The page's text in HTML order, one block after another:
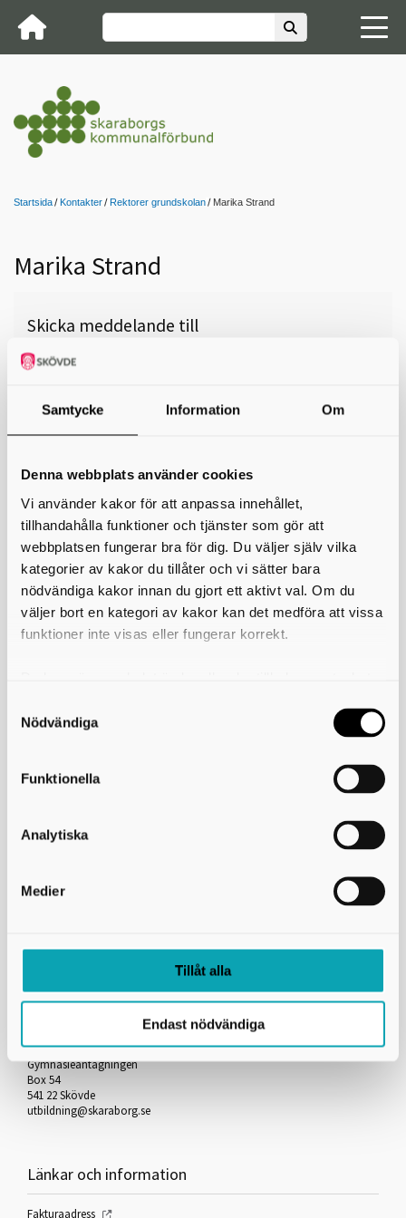
Samtycke Information Om
Denna webbplats använder cookies
Vi använder kakor för att anpassa innehållet,
tillhandahålla funktioner och tjänster som gör att
webbplatsen fungerar bra för dig. Du väljer själv vilka
kategorier av kakor du tillåter och vi sätter bara
nödvändiga kakor innan du gjort ett aktivt val. Om du
väljer bort en kategori av kakor kan det medföra att vissa
funktioner inte visas eller fungerar korrekt.
användning av kakor som du hittar längst ner på sidan
Nödvändiga
Funktionella
Analytiska
Medier
Tillåt alla
Endast nödvändiga
Startsida Kontakter Rektorer grundskolan Marika Strand
Marika Strand
Skicka meddelande till
Marika Strand, Lidköping, Saleby
skola Åk F-6, 0510-77 06 75,
Din e-postadress
*Ämne
*Meddelande
Kontakta oss
Skaraborgs Kommunalförbund
Gymnasieantagningen
Box 54
541 22 Skövde
utbildning@skaraborg.se
Länkar och information
Fakturaadress